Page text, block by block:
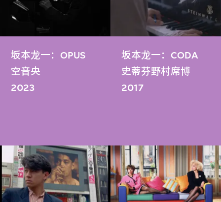
坂本龙一：OPUS
空音央
2023
坂本龙一：CODA
史蒂芬野村席博
2017